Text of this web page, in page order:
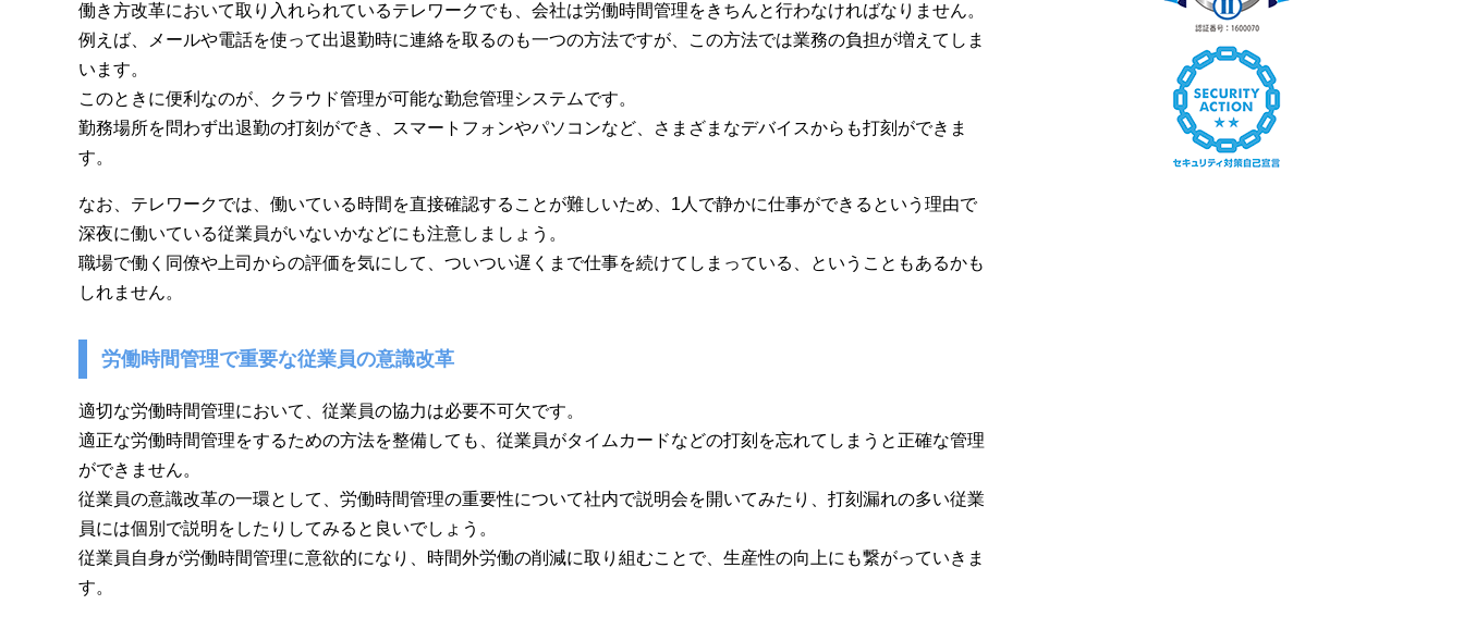
働き方改革において取り入れられているテレワークでも、会社は労働時間管理をきちんと行わなければなりません。
例えば、メールや電話を使って出退勤時に連絡を取るのも一つの方法ですが、この方法では業務の負担が増えてしま
います。
このときに便利なのが、クラウド管理が可能な勤怠管理システムです。
勤務場所を問わず出退勤の打刻ができ、スマートフォンやパソコンなど、さまざまなデバイスからも打刻ができま
す。
なお、テレワークでは、働いている時間を直接確認することが難しいため、1人で静かに仕事ができるという理由で
深夜に働いている従業員がいないかなどにも注意しましょう。
職場で働く同僚や上司からの評価を気にして、ついつい遅くまで仕事を続けてしまっている、ということもあるかも
しれません。
労働時間管理で重要な従業員の意識改革
適切な労働時間管理において、従業員の協力は必要不可欠です。
適正な労働時間管理をするための方法を整備しても、従業員がタイムカードなどの打刻を忘れてしまうと正確な管理
ができません。
従業員の意識改革の一環として、労働時間管理の重要性について社内で説明会を開いてみたり、打刻漏れの多い従業
員には個別で説明をしたりしてみると良いでしょう。
従業員自身が労働時間管理に意欲的になり、時間外労働の削減に取り組むことで、生産性の向上にも繋がっていきま
す。